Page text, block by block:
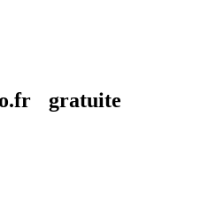
gratuite